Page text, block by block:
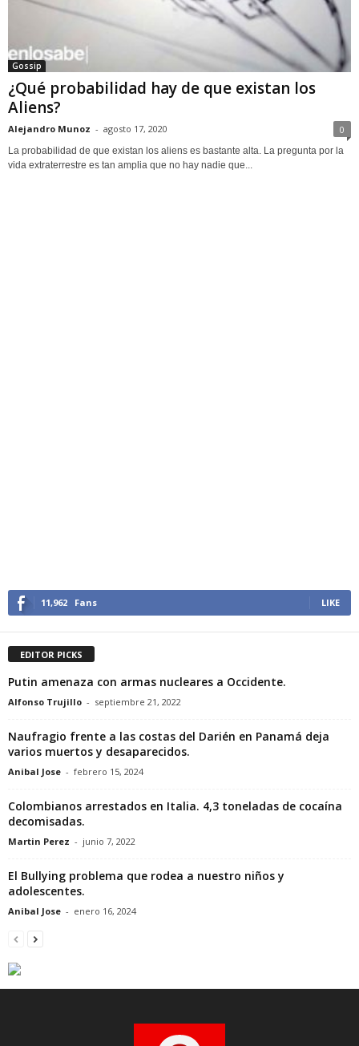
Gossip
¿Qué probabilidad hay de que existan los
Aliens?
Alejandro Munoz - agosto 17, 2020 0
La probabilidad de que existan los aliens es bastante alta. La pregunta por la
vida extraterrestre es tan amplia que no hay nadie que...
11,962 Fans LIKE
EDITOR PICKS
Putin amenaza con armas nucleares a Occidente.
Alfonso Trujillo - septiembre 21, 2022
Naufragio frente a las costas del Darién en Panamá deja
varios muertos y desaparecidos.
Anibal Jose - febrero 15, 2024
Colombianos arrestados en Italia. 4,3 toneladas de cocaína
decomisadas.
Martin Perez - junio 7, 2022
El Bullying problema que rodea a nuestro niños y
adolescentes.
Anibal Jose - enero 16, 2024